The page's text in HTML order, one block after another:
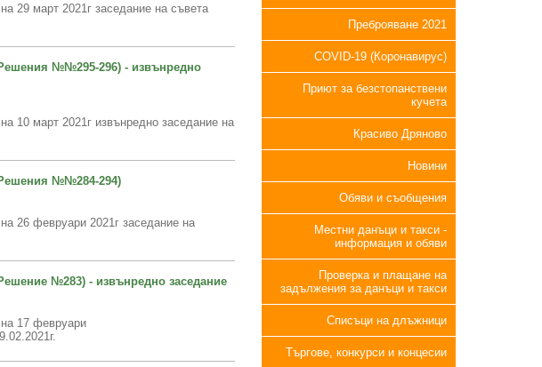
29 март 2021г заседание на съвета
№№295-296) - извънредно
10 март 2021г извънредно заседание на
№№284-294)
26 февруари 2021г заседание на
№283) - извънредно заседание
17 февруари
Преброяване 2021
COVID-19 (Коронавирус)
Приют за безстопанствени
кучета
Красиво Дряново
Новини
Обяви и съобщения
Местни данъци и такси -
информация и обяви
Проверка и плащане на
задължения за данъци и такси
Списъци на длъжници
Търгове, конкурси и концесии